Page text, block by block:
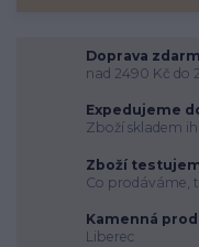
Doprava
nad 2490 Kč do
Expedujeme
Zboží skladem
Zboží
Co prodáváme,
Kamenná
Liberec